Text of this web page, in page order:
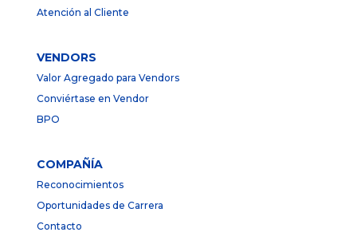
Atención al Cliente
VENDORS
Valor Agregado para Vendors
Conviértase en Vendor
BPO
COMPAÑÍA
Reconocimientos
Oportunidades de Carrera
Contacto